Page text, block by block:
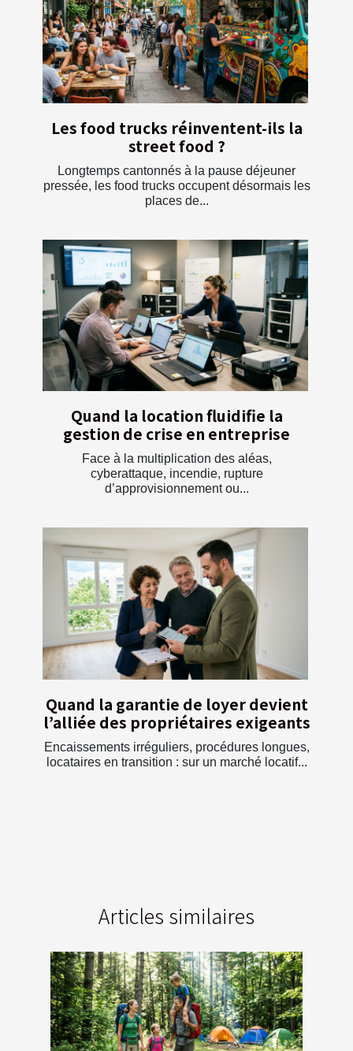
Les food trucks réinventent-ils la
street food ?
Longtemps cantonnés à la pause déjeuner
pressée, les food trucks occupent désormais les
places de...
Quand la location fluidifie la
gestion de crise en entreprise
Face à la multiplication des aléas,
cyberattaque, incendie, rupture
d’approvisionnement ou...
Quand la garantie de loyer devient
l’alliée des propriétaires exigeants
Encaissements irréguliers, procédures longues,
locataires en transition : sur un marché locatif...
Articles similaires